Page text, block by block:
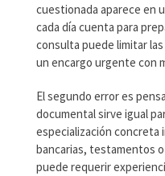
cuestionada aparece en
cada día cuenta para
consulta puede limitar
un encargo urgente con
El segundo error es
documental sirve igual
especialización concreta
bancarias, testamentos
puede requerir